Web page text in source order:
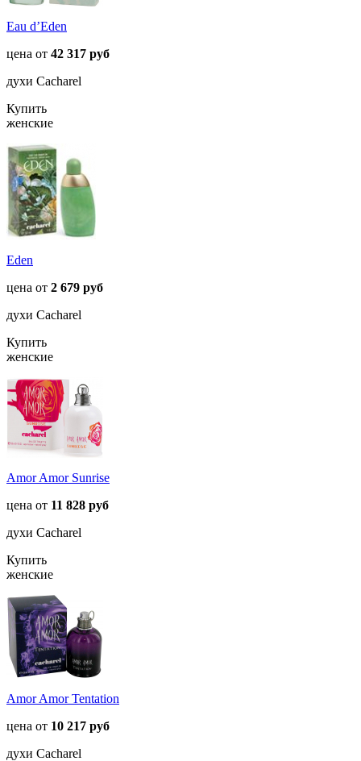
Eau d’Eden
цена от 42 317 руб
духи Cacharel
Купить
женские
Eden
цена от 2 679 руб
духи Cacharel
Купить
женские
Amor Amor Sunrise
цена от 11 828 руб
духи Cacharel
Купить
женские
Amor Amor Tentation
цена от 10 217 руб
духи Cacharel